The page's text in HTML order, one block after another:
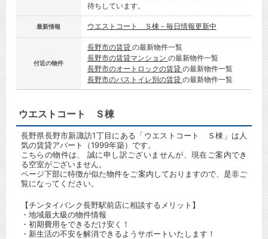
待ちしています。
最新情報 ウエストコート Ｓ棟 - 毎日情報更新中
付近の物件
長野市の賃貸 の最新物件一覧
長野市の賃貸マンション の最新物件一覧
長野市のオートロックの賃貸 の最新物件一覧
長野市のバストイレ別の賃貸 の最新物件一覧
ウエストコート Ｓ棟
長野県長野市新諏訪1丁目にある「ウエストコート Ｓ棟」は人
気の賃貸アパート（1999年築）です。
こちらの物件は、 誠に申し訳ございませんが、現在ご案内でき
る空室がございません。
ページ下部に特徴が似た物件をご案内しておりますので、是非ご
覧になってください。
【チンタイバンク長野駅前店に相談するメリット】
・地域最大級の物件情報
・初期費用をできるだけ安く！
・新生活の不安を解消できるようサポートいたします！